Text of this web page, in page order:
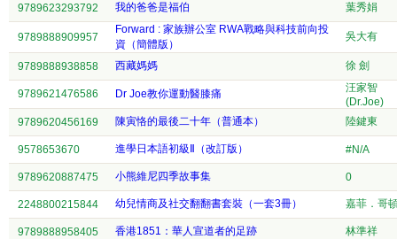
9789623293792 我的爸爸是福伯 葉秀娟
9789888909957
Forward : 家族辦公室 RWA戰略與科技前向投
資（簡體版）
吳大有
9789888938858 西藏媽媽 徐 劍
9789621476586 Dr Joe教你運動醫膝痛
汪家智
(Dr.Joe)
9789620456169
陳寅恪的最後二十年（普通本） 陸鍵東
9578653670 進學日本語初級Ⅱ（改訂版） #N/A
9789620887475 小熊維尼四季故事集 0
2248800215844 幼兒情商及社交翻翻書套裝（一套3冊） 嘉菲．哥
9789888958405 香港1851：華人宣道者的足跡 林準祥